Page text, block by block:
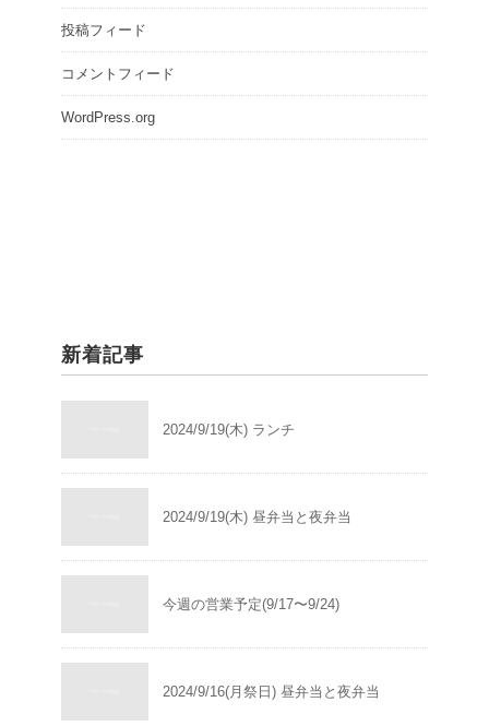
投稿フィード
コメントフィード
WordPress.org
新着記事
2024/9/19(木) ランチ
2024/9/19(木) 昼弁当と夜弁当
今週の営業予定(9/17〜9/24)
2024/9/16(月祭日) 昼弁当と夜弁当